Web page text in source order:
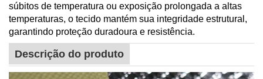
súbitos de temperatura ou exposição prolongada a altas
temperaturas, o tecido mantém sua integridade estrutural,
garantindo proteção duradoura e resistência.
Descrição do produto